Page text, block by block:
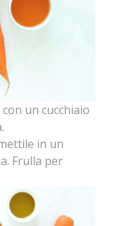
un cucchiaio
in un
Frulla per